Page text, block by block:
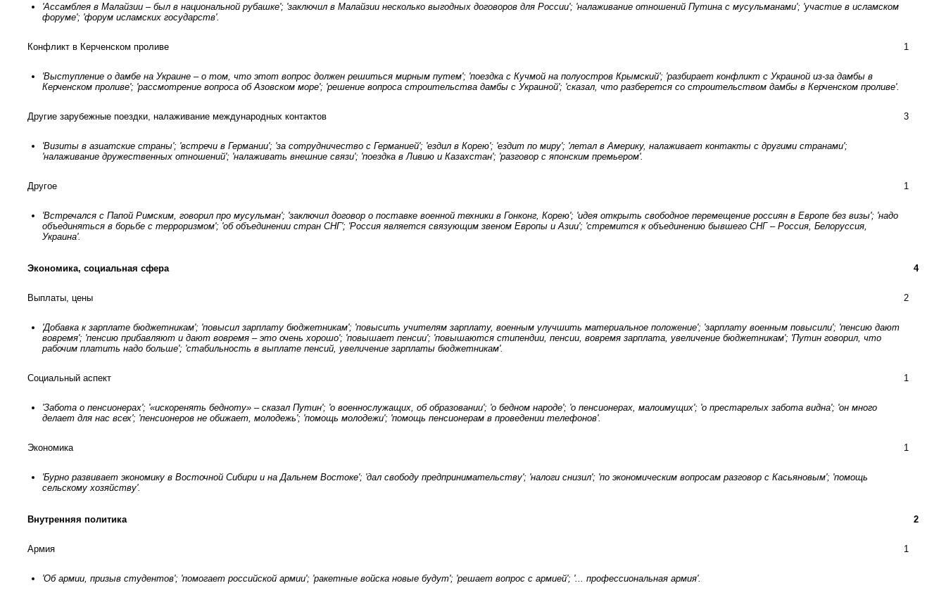
'Ассамблея в Малайзии – был в национальной рубашке'; 'заключил в Малайзии несколько выгодных договоров для России'; 'налаживание отношений Путина с мусульманами'; 'участие в исламском
форуме'; 'форум исламских государств'.
Конфликт в Керченском проливе 1
'Выступление о дамбе на Украине – о том, что этот вопрос должен решиться мирным путем'; 'поездка с Кучмой на полуостров Крымский'; 'разбирает конфликт с Украиной из-за дамбы в
Керченском проливе'; 'рассмотрение вопроса об Азовском море'; 'решение вопроса строительства дамбы с Украиной'; 'сказал, что разберется со строительством дамбы в Керченском проливе'.
Другие зарубежные поездки, налаживание международных контактов 3
'Визиты в азиатские страны'; 'встречи в Германии'; 'за сотрудничество с Германией'; 'ездил в Корею'; 'ездит по миру'; 'летал в Америку, налаживает контакты с другими странами';
'налаживание дружественных отношений'; 'налаживать внешние связи'; 'поездка в Ливию и Казахстан'; 'разговор с японским премьером'.
Другое 1
'Встречался с Папой Римским, говорил про мусульман'; 'заключил договор о поставке военной техники в Гонконг, Корею'; 'идея открыть свободное перемещение россиян в Европе без визы'; 'надо
объединяться в борьбе с терроризмом'; 'об объединении стран СНГ'; 'Россия является связующим звеном Европы и Азии'; 'стремится к объединению бывшего СНГ – Россия, Белоруссия,
Украина'.
Экономика, социальная сфера 4
Выплаты, цены 2
'Добавка к зарплате бюджетникам'; 'повысил зарплату бюджетникам'; 'повысить учителям зарплату, военным улучшить материальное положение'; 'зарплату военным повысили'; 'пенсию дают
вовремя'; 'пенсию прибавляют и дают вовремя – это очень хорошо'; 'повышает пенсии'; 'повышаются стипендии, пенсии, вовремя зарплата, увеличение бюджетникам'; 'Путин говорил, что
рабочим платить надо больше'; 'стабильность в выплате пенсий, увеличение зарплаты бюджетникам'.
Социальный аспект 1
'Забота о пенсионерах'; '«искоренять бедноту» – сказал Путин'; 'о военнослужащих, об образовании'; 'о бедном народе'; 'о пенсионерах, малоимущих'; 'о престарелых забота видна'; 'он много
делает для нас всех'; 'пенсионеров не обижает, молодежь'; 'помощь молодежи'; 'помощь пенсионерам в проведении телефонов'.
Экономика 1
'Бурно развивает экономику в Восточной Сибири и на Дальнем Востоке'; 'дал свободу предпринимательству'; 'налоги снизил'; 'по экономическим вопросам разговор с Касьяновым'; 'помощь
сельскому хозяйству'.
Внутренняя политика 2
Армия 1
'Об армии, призыв студентов'; 'помогает российской армии'; 'ракетные войска новые будут'; 'решает вопрос с армией'; '... профессиональная армия'.